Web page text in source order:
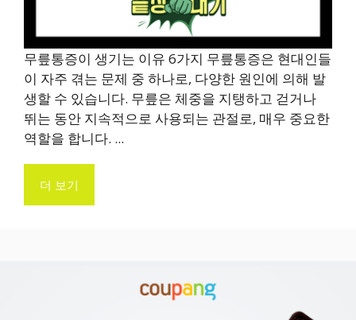
무릎통증이 생기는 이유 6가지 무릎통증은 현대인들
이 자주 겪는 문제 중 하나로, 다양한 원인에 의해 발
생할 수 있습니다. 무릎은 체중을 지탱하고 걷거나
뛰는 동안 지속적으로 사용되는 관절로, 매우 중요한
역할을 합니다. ...
더 보기